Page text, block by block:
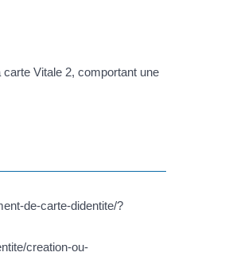
Vitale 2, comportant une
de-carte-didentite/?
creation-ou-